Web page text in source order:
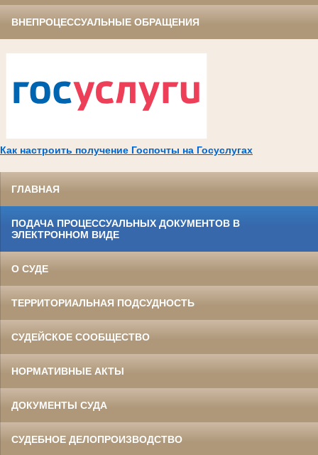
ВНЕПРОЦЕССУАЛЬНЫЕ ОБРАЩЕНИЯ
Как настроить получение Госпочты на Госуслугах
ГЛАВНАЯ
ПОДАЧА ПРОЦЕССУАЛЬНЫХ ДОКУМЕНТОВ В
ЭЛЕКТРОННОМ ВИДЕ
О СУДЕ
ТЕРРИТОРИАЛЬНАЯ ПОДСУДНОСТЬ
СУДЕЙСКОЕ СООБЩЕСТВО
НОРМАТИВНЫЕ АКТЫ
ДОКУМЕНТЫ СУДА
СУДЕБНОЕ ДЕЛОПРОИЗВОДСТВО